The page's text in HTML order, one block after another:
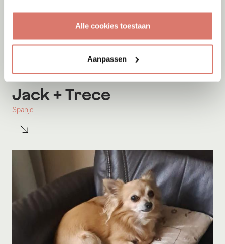
Alle cookies toestaan
Aanpassen
Jack+ Trece
Spanje